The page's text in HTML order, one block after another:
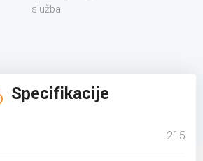
služba
Specifikacije
215